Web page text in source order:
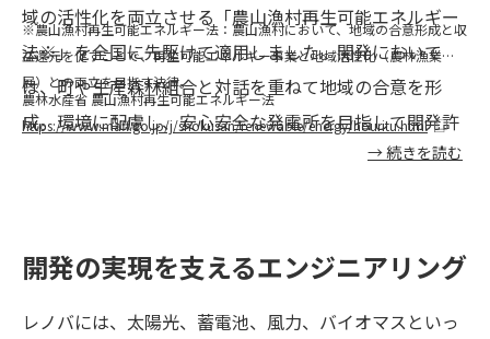
域の活性化を両立させる「農山漁村再生可能エネルギー
法※」を全国に先駆けて適用しました。開発において
は、町や生産森林組合と対話を重ねて地域の合意を形
成。環境に配慮し、安心安全な発電所を目指して開発許
可取得に必要な複雑な調整を乗り越えました。発電収益
持続可能な地域共生モデルを確立しています。
※農山漁村再生可能エネルギー法：農山漁村において、地域の合意形成と収
益還元を促すことで、再生可能エネルギー事業と地域活性化（農林漁業の発
展）との両立を目指す法律。
農林水産省 農山漁村再生可能エネルギー法
https://www.maff.go.jp/j/shokusan/renewable/energy/houritu.html
→ 続きを読む
開発の実現を支えるエンジニアリング
レノバには、太陽光、蓄電池、風力、バイオマスといっ